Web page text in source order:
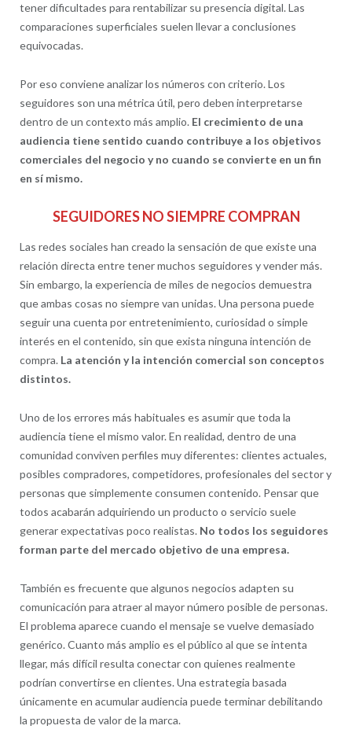
tener dificultades para rentabilizar su presencia digital. Las
comparaciones superficiales suelen llevar a conclusiones
equivocadas.
Por eso conviene analizar los números con criterio. Los
seguidores son una métrica útil, pero deben interpretarse
dentro de un contexto más amplio. El crecimiento de una
audiencia tiene sentido cuando contribuye a los objetivos
comerciales del negocio y no cuando se convierte en un fin
en sí mismo.
SEGUIDORES NO SIEMPRE COMPRAN
Las redes sociales han creado la sensación de que existe una
relación directa entre tener muchos seguidores y vender más.
Sin embargo, la experiencia de miles de negocios demuestra
que ambas cosas no siempre van unidas. Una persona puede
seguir una cuenta por entretenimiento, curiosidad o simple
interés en el contenido, sin que exista ninguna intención de
compra. La atención y la intención comercial son conceptos
distintos.
Uno de los errores más habituales es asumir que toda la
audiencia tiene el mismo valor. En realidad, dentro de una
comunidad conviven perfiles muy diferentes: clientes actuales,
posibles compradores, competidores, profesionales del sector y
personas que simplemente consumen contenido. Pensar que
todos acabarán adquiriendo un producto o servicio suele
generar expectativas poco realistas. No todos los seguidores
forman parte del mercado objetivo de una empresa.
También es frecuente que algunos negocios adapten su
comunicación para atraer al mayor número posible de personas.
El problema aparece cuando el mensaje se vuelve demasiado
genérico. Cuanto más amplio es el público al que se intenta
llegar, más difícil resulta conectar con quienes realmente
podrían convertirse en clientes. Una estrategia basada
únicamente en acumular audiencia puede terminar debilitando
la propuesta de valor de la marca.